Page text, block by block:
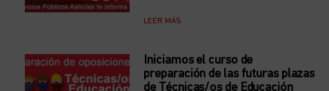
LEER MÁS
Iniciamos el curso de
preparación de las futuras plazas
de Técnicas/os de Educación